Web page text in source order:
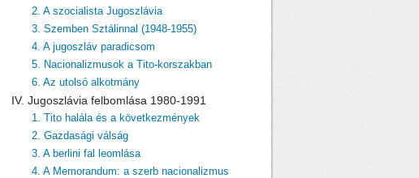
2. A szocialista Jugoszlávia
3. Szemben Sztálinnal (1948-1955)
4. A jugoszláv paradicsom
5. Nacionalizmusok a Tito-korszakban
6. Az utolsó alkotmány
IV. Jugoszlávia felbomlása 1980-1991
1. Tito halála és a következmények
2. Gazdasági válság
3. A berlini fal leomlása
4. A Memorandum: a szerb nacionalizmus